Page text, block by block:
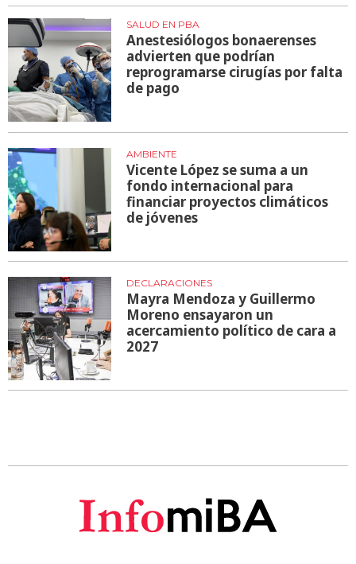
SALUD EN PBA
Anestesiólogos bonaerenses
advierten que podrían
reprogramarse cirugías por falta
de pago
AMBIENTE
Vicente López se suma a un
fondo internacional para
financiar proyectos climáticos
de jóvenes
DECLARACIONES
Mayra Mendoza y Guillermo
Moreno ensayaron un
acercamiento político de cara a
2027